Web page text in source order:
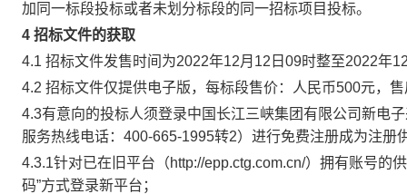
加同一标段投标或者未划分标段的同一招标项目投标。
4 招标文件的获取
4.1 招标文件发售时间为2022年12月12日09时整至2022年
4.2 招标文件仅提供电子版，每标段售价：人民币500元，
4.3有意向的投标人须登录中国长江三峡集团有限公司新电
服务热线电话：400-665-1995转2）进行免费注册成为注册
4.3.1针对已在旧平台（http://epp.ctg.com.cn/）拥有账号的
码”方式登录新平台；